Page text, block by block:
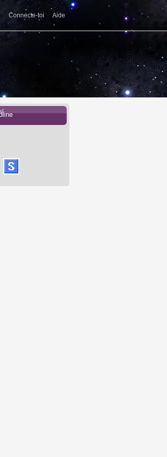
Connecte-toi Aide